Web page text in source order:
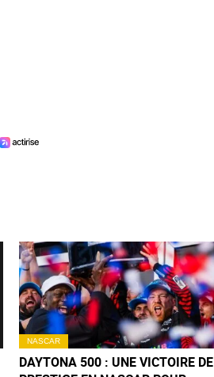
NASCAR
DAYTONA 500 : UNE VICTOIRE DE